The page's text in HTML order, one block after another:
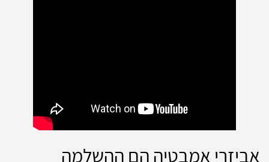
אביזרי אמבטיה הם ההשלמה